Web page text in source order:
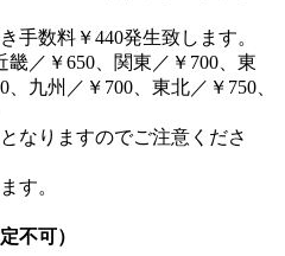
手数料￥440発生致します。
畿／￥650、関東／￥700、東
九州／￥700、東北／￥750、
なりますのでご注意くださ
す。
不可）